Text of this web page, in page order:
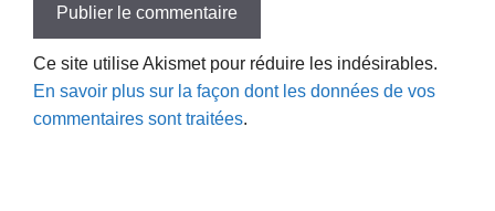
Ce site utilise Akismet pour réduire les indésirables.
En savoir plus sur la façon dont les données de vos
commentaires sont traitées.